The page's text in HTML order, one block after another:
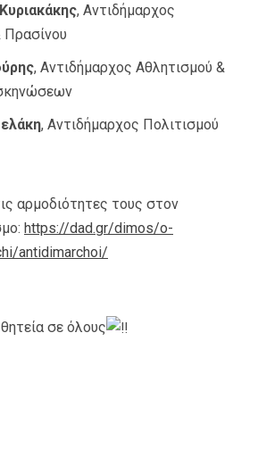
, Αντιδήμαρχος
Πρασίνου
, Αντιδήμαρχος Αθλητισμού &
, Αντιδήμαρχος Πολιτισμού
αρμοδιότητες τους στον
https://dad.gr/dimos/o-
antidimarchoi/
σε όλους